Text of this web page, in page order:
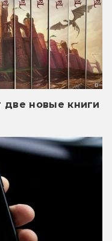
две новые книги